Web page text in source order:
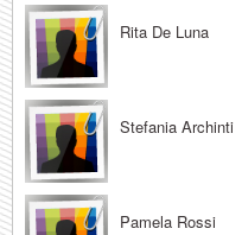
Rita De Luna
Stefania Archinti
Pamela Rossi